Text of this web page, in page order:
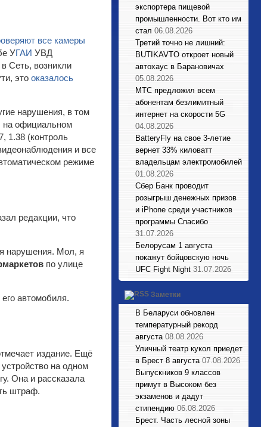
все камеры
УГАИ УВД
Сеть, возникли
это оказалось
нарушения, в том
на официальном
1.38 (контроль
и все
режиме
редакции, что
нарушения. Мол, я
по улице
автомобиля.
издание. Ещё
на одном
Она и рассказала
штраф.
экспортера пищевой
промышленности. Вот кто им
стал 06.08.2026
Третий точно не лишний:
BUTIKAVTO откроет новый
автохаус в Барановичах
05.08.2026
МТС предложил всем
абонентам безлимитный
интернет на скорости 5G
04.08.2026
BatteryFly на свое 3-летие
вернет 33% киловатт
владельцам электромобилей
01.08.2026
Сбер Банк проводит
розыгрыш денежных призов
и iPhone среди участников
программы Спасибо
31.07.2026
Белорусам 1 августа
покажут бойцовскую ночь
UFC Fight Night 31.07.2026
Заметки
В Беларуси обновлен
температурный рекорд
августа 08.08.2026
Уличный театр кукол приедет
в Брест 8 августа 07.08.2026
Выпускников 9 классов
примут в Высоком без
экзаменов и дадут
стипендию 06.08.2026
Брест. Часть лесной зоны